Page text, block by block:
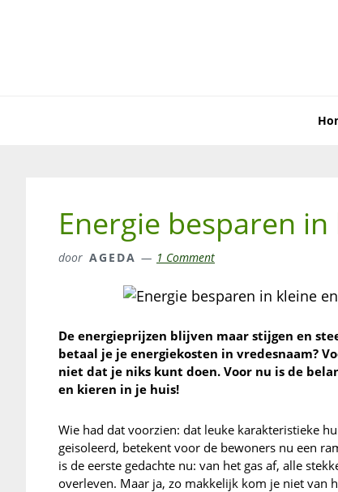
Energie besparen
door AGEDA 1 Comment
De energieprijzen blijven maar stijgen en
betaal je je energiekosten in vredesnaam?
niet dat je niks kunt doen. Voor nu is de
en kieren in je huis!
Wie had dat voorzien: dat leuke karakteristieke
geisoleerd, betekent voor de bewoners nu een
is de eerste gedachte nu: van het gas af, alle
overleven. Maar ja, zo makkelijk kom je niet van